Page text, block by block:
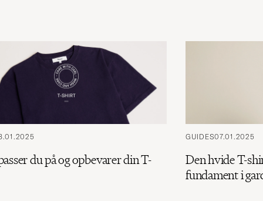
du på og opbevarer din T-
GUIDES07.01.2025
Den hvide T-
fundament i